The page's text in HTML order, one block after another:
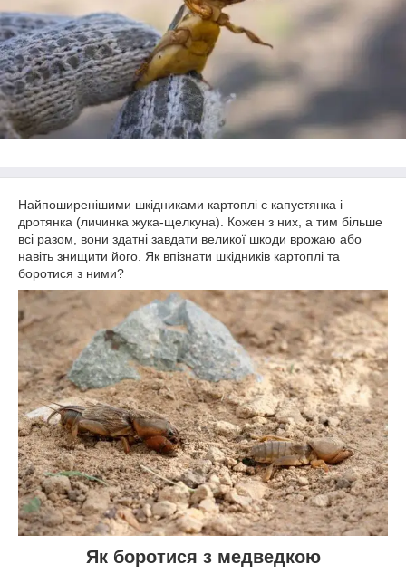
Найпоширенішими шкідниками картоплі є капустянка і
дротянка (личинка жука-щелкуна). Кожен з них, а тим більше
всі разом, вони здатні завдати великої шкоди врожаю або
навіть знищити його. Як впізнати шкідників картоплі та
боротися з ними?
Як боротися з медведкою